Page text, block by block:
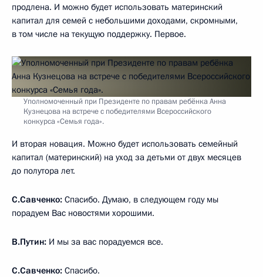
продлена. И можно будет использовать материнский
капитал для семей с небольшими доходами, скромными,
в том числе на текущую поддержку. Первое.
Уполномоченный при Президенте по правам ребёнка Анна
Кузнецова на встрече с победителями Всероссийского
конкурса «Семья года».
И вторая новация. Можно будет использовать семейный
капитал (материнский) на уход за детьми от двух месяцев
до полутора лет.
С.Савченко: Спасибо. Думаю, в следующем году мы
порадуем Вас новостями хорошими.
В.Путин: И мы за вас порадуемся все.
С.Савченко: Спасибо.